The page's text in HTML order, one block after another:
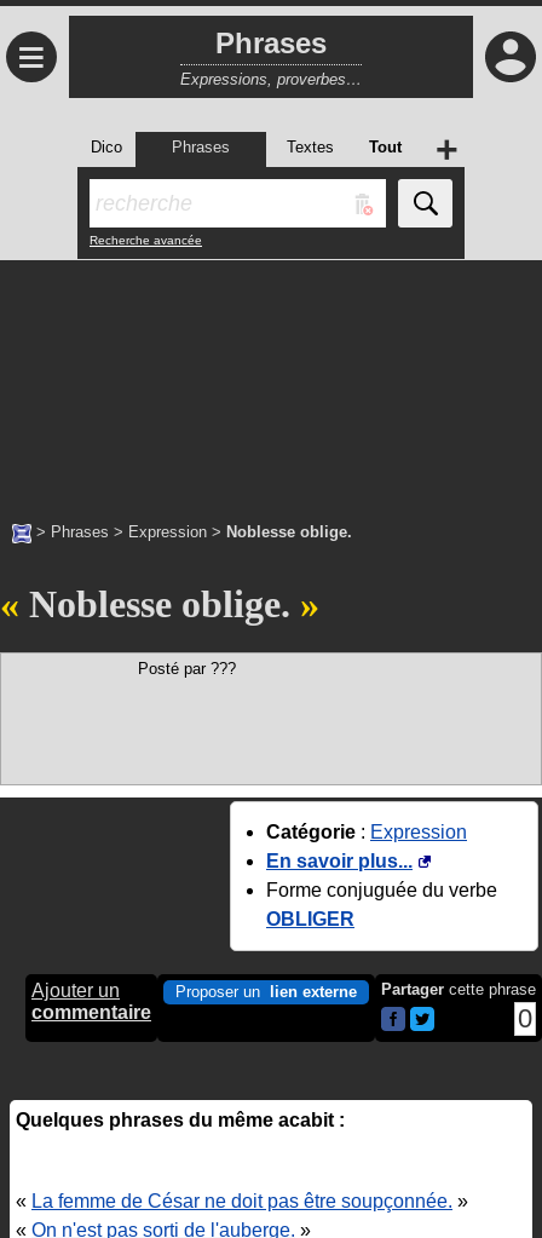
≡ Phrases
Expressions, proverbes…
Dico Phrases Textes Tout
Recherche avancée
+
> Phrases > Expression > Noblesse oblige.
Noblesse oblige.
Posté par ???
Catégorie : Expression
En savoir plus...
Forme conjuguée du verbe
OBLIGER
Ajouter un
commentaire
Proposer un lien externe Partager cette phrase
0
Quelques phrases du même acabit :
« La femme de César ne doit pas être soupçonnée. »
« On n'est pas sorti de l'auberge. »